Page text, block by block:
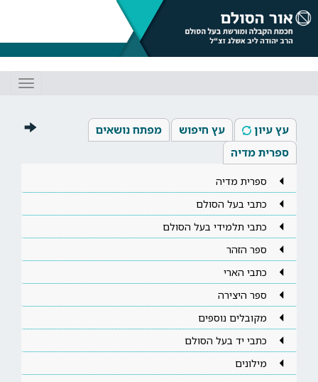
עץ עיון עץ חיפוש
מפתח נושאים
ספרית מדיה
ספרית מדיה
כתבי בעל הסולם
כתבי תלמידי בעל הסולם
ספר הזהר
כתבי הארי
ספר היצירה
מקובלים נוספים
כתבי יד בעל הסולם
מילונים